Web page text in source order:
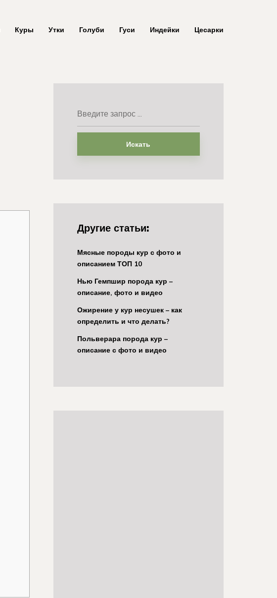
Куры Утки Голуби Гуси Индейки Цесарки
Искать
Другие статьи:
Мясные породы кур с фото и
описанием ТОП 10
Нью Гемпшир порода кур –
описание, фото и видео
Ожирение у кур несушек – как
определить и что делать?
Польверара порода кур –
описание с фото и видео